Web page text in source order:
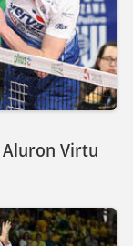
Aluron Virtu